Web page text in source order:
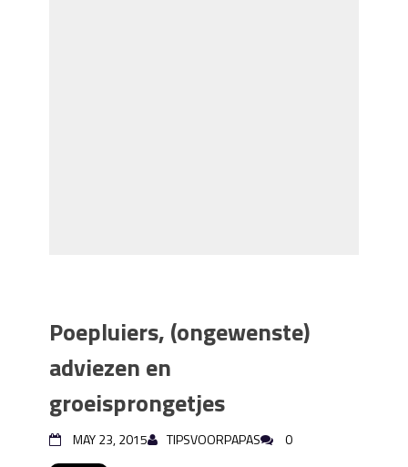
Poepluiers, (ongewenste)
adviezen en
groeisprongetjes
MAY 23, 2015 TIPSVOORPAPAS 0